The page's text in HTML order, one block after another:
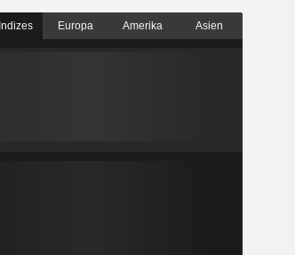
Indizes Europa Amerika Asien